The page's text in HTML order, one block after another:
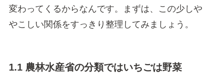
変わってくるからなんです。まずは、この少しや
やこしい関係をすっきり整理してみましょう。
1.1 農林水産省の分類ではいちごは野菜